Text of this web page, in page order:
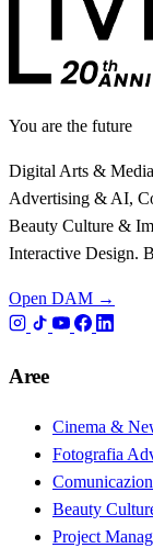
You are the future
Digital Arts &
Advertising & AI,
Beauty Culture &
Interactive Design.
Open DAM →
Aree
Cinema &
Fotografia
Beauty
Project